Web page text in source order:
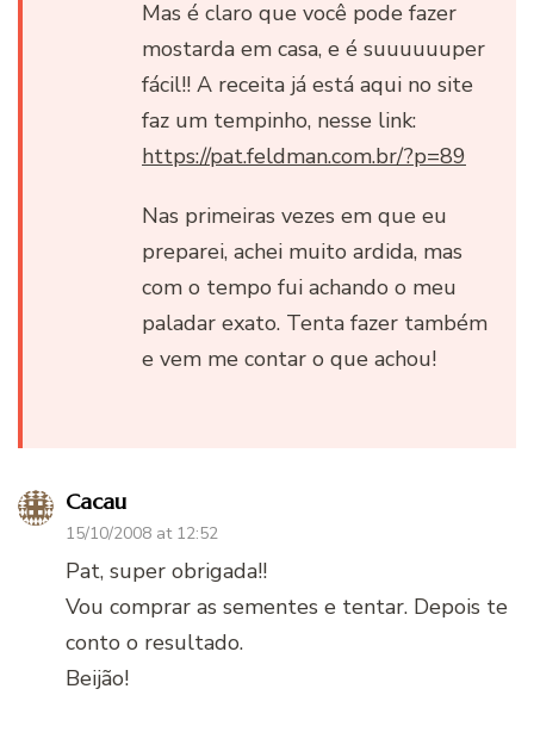
Mas é claro que você pode fazer
mostarda em casa, e é suuuuuuper
fácil!! A receita já está aqui no site
faz um tempinho, nesse link:
https://pat.feldman.com.br/?p=89
Nas primeiras vezes em que eu
preparei, achei muito ardida, mas
com o tempo fui achando o meu
paladar exato. Tenta fazer também
e vem me contar o que achou!
Cacau
15/10/2008 at 12:52
Pat, super obrigada!!
Vou comprar as sementes e tentar. Depois te
conto o resultado.
Beijão!